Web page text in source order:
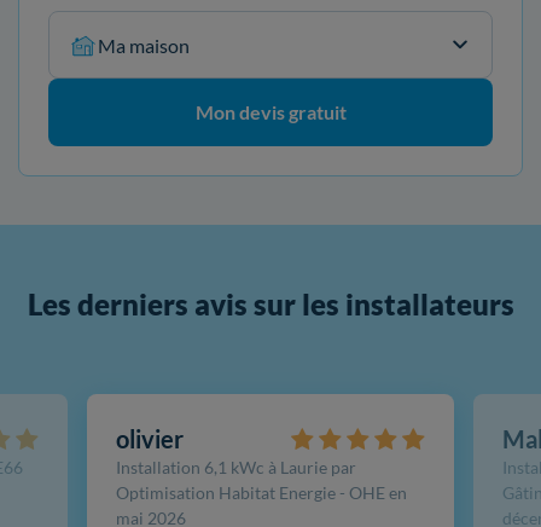
Ma maison
Mon devis gratuit
Les derniers avis sur les installateurs
olivier
Installation 6,1 kWc à Laurie par
Optimisation Habitat Energie - OHE en
mai 2026